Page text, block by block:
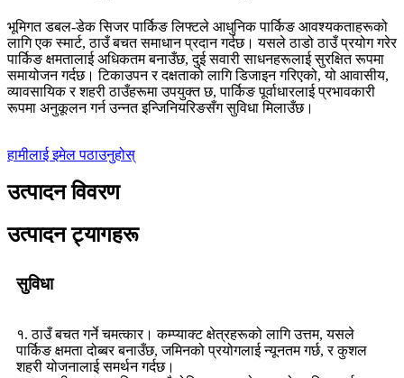
भूमिगत डबल-डेक सिजर पार्किङ लिफ्टले आधुनिक पार्किङ आवश्यकताहरूको
लागि एक स्मार्ट, ठाउँ बचत समाधान प्रदान गर्दछ। यसले ठाडो ठाउँ प्रयोग गरेर
पार्किङ क्षमतालाई अधिकतम बनाउँछ, दुई सवारी साधनहरूलाई सुरक्षित रूपमा
समायोजन गर्दछ। टिकाउपन र दक्षताको लागि डिजाइन गरिएको, यो आवासीय,
व्यावसायिक र शहरी ठाउँहरूमा उपयुक्त छ, पार्किङ पूर्वाधारलाई प्रभावकारी
रूपमा अनुकूलन गर्न उन्नत इन्जिनियरिङसँग सुविधा मिलाउँछ।
हामीलाई इमेल पठाउनुहोस्
उत्पादन विवरण
उत्पादन ट्यागहरू
सुविधा
१. ठाउँ बचत गर्ने चमत्कार। कम्प्याक्ट क्षेत्रहरूको लागि उत्तम, यसले
पार्किङ क्षमता दोब्बर बनाउँछ, जमिनको प्रयोगलाई न्यूनतम गर्छ, र कुशल
शहरी योजनालाई समर्थन गर्दछ।